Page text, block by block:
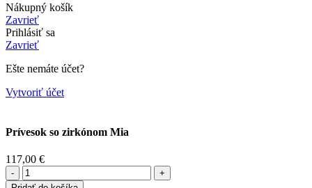
Nákupný košík
Zavrieť
Prihlásiť sa
Zavrieť
Ešte nemáte účet?
Vytvoriť účet
Prívesok so zirkónom Mia
117,00 €
množstvo
Prívesok